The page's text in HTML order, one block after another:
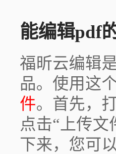
能编辑pdf
福昕云编辑
品。使用这
件。首先，
点击“上传
下来，您可